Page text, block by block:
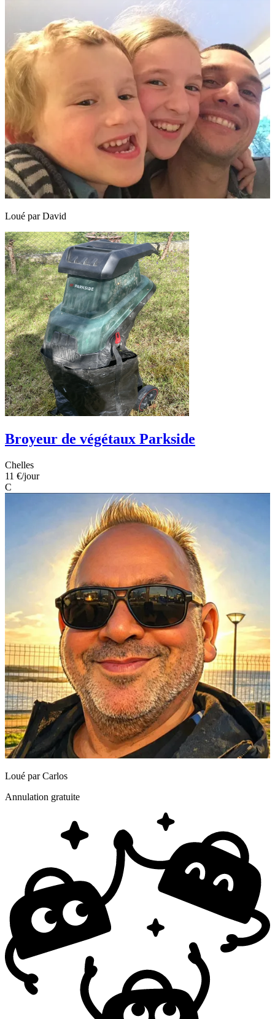
Loué parDavid
Broyeur de végétaux Parkside
Chelles
11 €/jour
C
Loué parCarlos
Annulation gratuite